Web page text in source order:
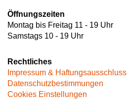
Öffnungszeiten
Montag bis Freitag 11 - 19 Uhr
Samstags 10 - 19 Uhr
Rechtliches
Impressum & Haftungsausschluss
Datenschutzbestimmungen
Cookies Einstellungen